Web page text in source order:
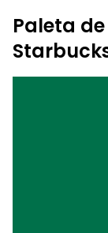
Paleta